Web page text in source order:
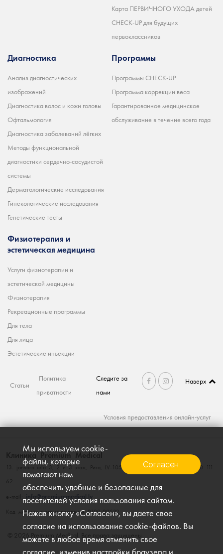
Согласен
Мы используем cookie-
файлы, которые
помогают нам
обеспечить удобные и безопасные для
посетителей условия пользования сайтом.
Нажав кнопку «Согласен», вы даете свое
согласие на использование cookie-файлов. Вы
можете в любое время отменить свое
Карта ПЕРВИЧНОГО УХОДА детей
CHECK-UP для будущих
первоклассников
Диагностика
Анализ диагностических
изображений
Диагностика волос и кожи головы
Офтальмология
Диагностика заболеваний лёгких
Методы функциональной
диагностики сердечно-сосудистой
системы
Дерматологические исследования
Гинекологические исследования
Генетические тесты
Физиотерапия и
эстетическая медицина
Услуги физиотерапии и
эстетической медицины
Физиотерапия
Рекреационные программы
Для тела
Для лица
Эстетические инъекции
Программы
Программы CHECK-UP
Программа коррекции веса
Гарантированное медицинское
обслуживание в течение всего года
Статьи
Политика
приватности
Следите за
нами
Наверх
Условия предоставления онлайн-услуг
© 2026 Premium Medical, Все права защищены
Клиника Premium Medical
13. janvāra iela 3, 2 и 3 этаж, Рига, LV-1050, тел. 660 111 60; факс. 660 111
62
e-mail: info@premiummedical.lv
Kод медицинского учреждения 0100-00532